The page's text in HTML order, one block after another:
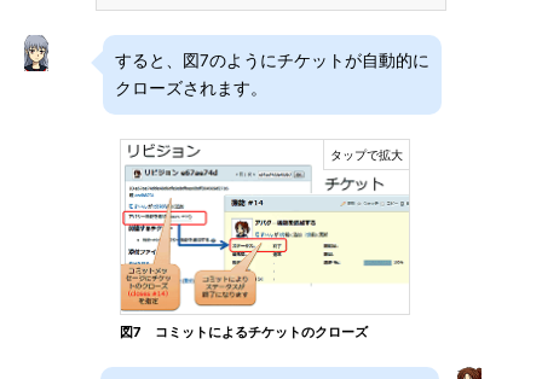
すると、図7のようにチケットが自動的に
クローズされます。
図7 コミットによるチケットのクローズ